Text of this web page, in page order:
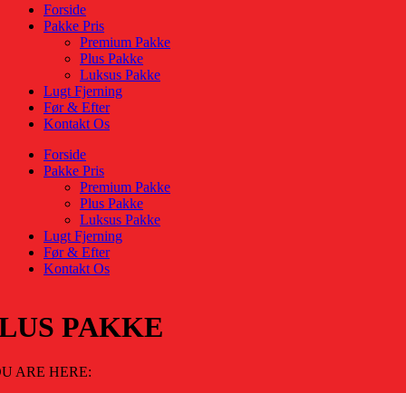
Forside
Pakke Pris
Premium Pakke
Plus Pakke
Luksus Pakke
Lugt Fjerning
Før & Efter
Kontakt Os
Forside
Pakke Pris
Premium Pakke
Plus Pakke
Luksus Pakke
Lugt Fjerning
Før & Efter
Kontakt Os
PAKKE
ARE HERE: